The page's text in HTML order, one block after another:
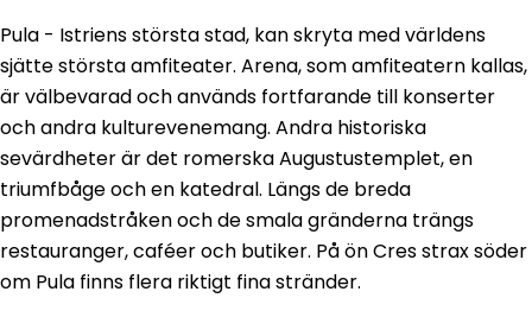
Pula - Istriens största stad, kan skryta med världens
sjätte största amfiteater. Arena, som amfiteatern kallas,
är välbevarad och används fortfarande till konserter
och andra kulturevenemang. Andra historiska
sevärdheter är det romerska Augustustemplet, en
triumfbåge och en katedral. Längs de breda
promenadstråken och de smala gränderna trängs
restauranger, caféer och butiker. På ön Cres strax söder
om Pula finns flera riktigt fina stränder.